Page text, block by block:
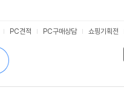
PC견적 PC구매상담 쇼핑기획전